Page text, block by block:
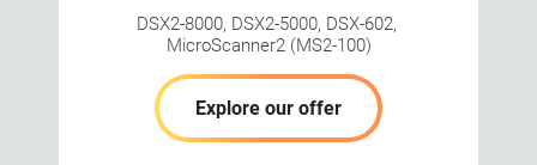
DSX2-8000, DSX2-5000, DSX-602,
MicroScanner2 (MS2-100)
Explore our offer